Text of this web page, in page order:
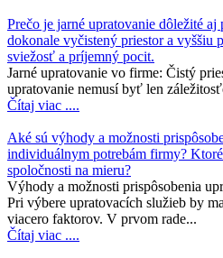
Prečo je jarné upratovanie dôležité
dokonale vyčistený priestor a vyššiu
sviežosť a príjemný pocit.
Jarné upratovanie vo firme: Čistý
upratovanie nemusí byť len
Čítaj viac ....
Aké sú výhody a možnosti
individuálnym potrebám firmy?
spoločnosti na mieru?
Výhody a možnosti prispôsobenia
Pri výbere upratovacích služieb by
viacero faktorov. V prvom rade...
Čítaj viac ....